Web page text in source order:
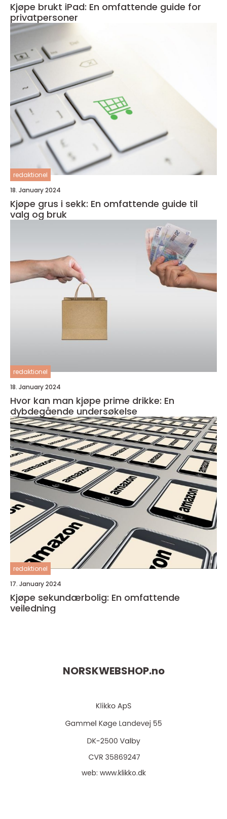
Kjøpe brukt iPad: En omfattende guide for
privatpersoner
redaktionel
18. January 2024
Kjøpe grus i sekk: En omfattende guide til
valg og bruk
redaktionel
18. January 2024
Hvor kan man kjøpe prime drikke: En
dybdegående undersøkelse
redaktionel
17. January 2024
Kjøpe sekundærbolig: En omfattende
veiledning
NORSKWEBSHOP.no
web: www.klikko.dk